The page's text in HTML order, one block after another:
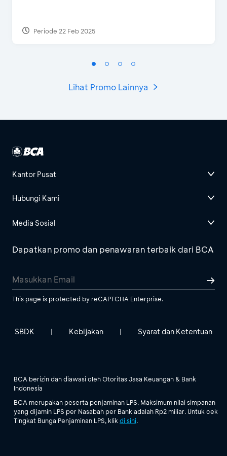
Periode 22 Feb 2025
Lihat Promo Lainnya
Kantor Pusat
Hubungi Kami
Media Sosial
Dapatkan promo dan penawaran terbaik dari BCA
This page is protected by reCAPTCHA Enterprise.
SBDK | Kebijakan | Syarat dan Ketentuan
BCA berizin dan diawasi oleh Otoritas Jasa Keuangan & Bank
Indonesia
BCA merupakan peserta penjaminan LPS. Maksimum nilai simpanan
yang dijamin LPS per Nasabah per Bank adalah Rp2 miliar. Untuk cek
Tingkat Bunga Penjaminan LPS, klik di sini.